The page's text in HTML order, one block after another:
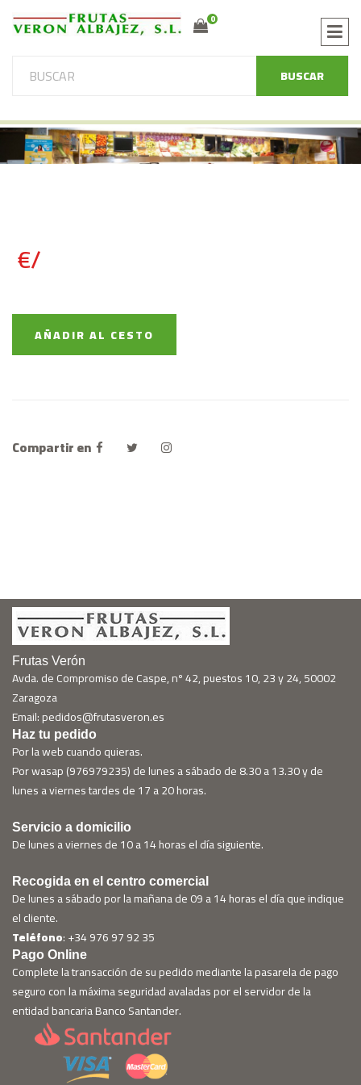
0
BUSCAR
€/
AÑADIR AL CESTO
Compartir en
Frutas Verón
Avda. de Compromiso de Caspe, nº 42, puestos 10, 23 y 24, 50002
Zaragoza
Email: pedidos@frutasveron.es
Haz tu pedido
Por la web cuando quieras.
Por wasap (976979235) de lunes a sábado de 8.30 a 13.30 y de
lunes a viernes tardes de 17 a 20 horas.
Servicio a domicilio
De lunes a viernes de 10 a 14 horas el día siguiente.
Recogida en el centro comercial
De lunes a sábado por la mañana de 09 a 14 horas el día que indique
el cliente.
Teléfono: +34 976 97 92 35
Pago Online
Complete la transacción de su pedido mediante la pasarela de pago
seguro con la máxima seguridad avaladas por el servidor de la
entidad bancaria Banco Santander.